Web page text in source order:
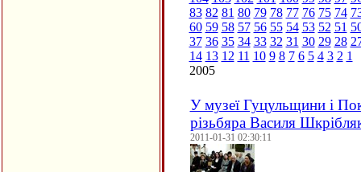
83 82 81 80 79 78 77 76 75 74
60 59 58 57 56 55 54 53 52 51
37 36 35 34 33 32 31 30 29 28
14 13 12 11 10 9 8 7 6 5 4 3 2 1
2005
У музеї Гуцульщини і
різьбяра Василя
2011-01-31 02:30:11